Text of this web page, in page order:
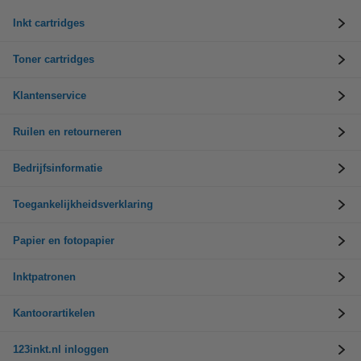
Inkt cartridges
Toner cartridges
Klantenservice
Ruilen en retourneren
Bedrijfsinformatie
Toegankelijkheidsverklaring
Papier en fotopapier
Inktpatronen
Kantoorartikelen
123inkt.nl inloggen